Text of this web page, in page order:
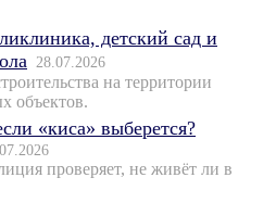
детский сад и
28.07.2026
на территории
объектов.
«киса» выберется?
проверяет, не живёт ли в